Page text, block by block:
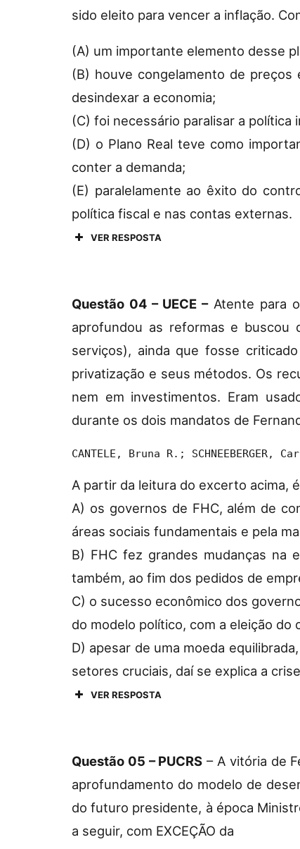
sido eleito para vencer a inflação.
(A) um importante elemento desse
(B) houve congelamento de preços
desindexar a economia;
(C) foi necessário paralisar a
(D) o Plano Real teve como
conter a demanda;
(E) paralelamente ao êxito do
política fiscal e nas contas externas.
VER RESPOSTA
Questão 04 – UECE –Atente para o
aprofundou as reformas e buscou
serviços), ainda que fosse
privatização e seus métodos. Os
nem em investimentos. Eram
durante os dois mandatos de
CANTELE, Bruna R.;
A partir da leitura do excerto acima,
A) os governos de FHC, além de
áreas sociais fundamentais e pela
B) FHC fez grandes mudanças na
também, ao fim dos pedidos de
C) o sucesso econômico dos
do modelo político, com a eleição
D) apesar de uma moeda
setores cruciais, daí se explica a
VER RESPOSTA
Questão 05 – PUCRS – A vitória de
aprofundamento do modelo de
do futuro presidente, à época
a seguir, com EXCEÇÃO da